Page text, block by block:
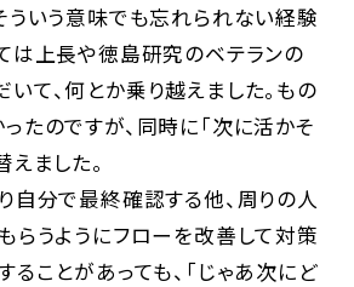
ういう意味でも忘れられない経験
は上長や徳島研究のベテランの
て、何とか乗り越えました。もの
たのですが、同時に「次に活かそ
えました。
自分で最終確認する他、周りの人
らうようにフローを改善して対策
ることがあっても、「じゃあ次にど